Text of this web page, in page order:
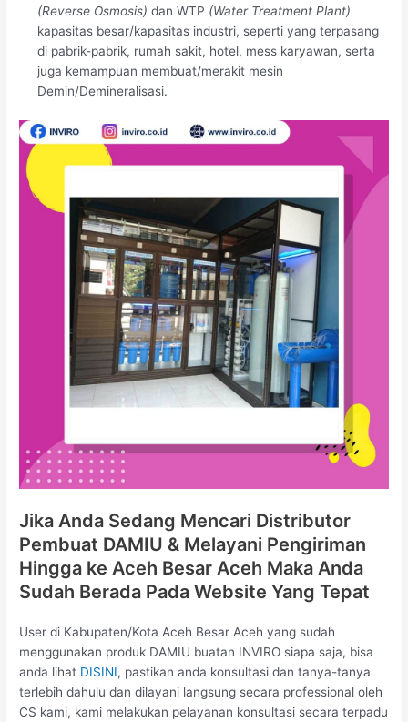
(Reverse Osmosis) dan WTP (Water Treatment Plant)
kapasitas besar/kapasitas industri, seperti yang terpasang
di pabrik-pabrik, rumah sakit, hotel, mess karyawan, serta
juga kemampuan membuat/merakit mesin
Demin/Demineralisasi.
Jika Anda Sedang Mencari Distributor
Pembuat DAMIU & Melayani Pengiriman
Hingga ke Aceh Besar Aceh Maka Anda
Sudah Berada Pada Website Yang Tepat
User di Kabupaten/Kota Aceh Besar Aceh yang sudah
menggunakan produk DAMIU buatan INVIRO siapa saja, bisa
anda lihat DISINI, pastikan anda konsultasi dan tanya-tanya
terlebih dahulu dan dilayani langsung secara professional oleh
CS kami, kami melakukan pelayanan konsultasi secara terpadu